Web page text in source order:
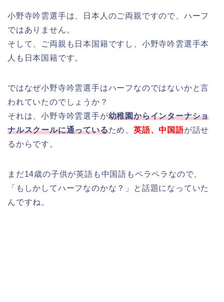
小野寺吟雲選手は、日本人のご両親ですので、ハーフ
ではありません。
そして、ご両親も日本国籍ですし、小野寺吟雲選手本
人も日本国籍です。
ではなぜ小野寺吟雲選手はハーフなのではないかと言
われていたのでしょうか？
それは、小野寺吟雲選手が幼稚園からインターナショ
ナルスクールに通っているため、英語、中国語が話せ
るからです。
まだ14歳の子供が英語も中国語もペラペラなので、
「もしかしてハーフなのかな？」と話題になっていた
んですね。